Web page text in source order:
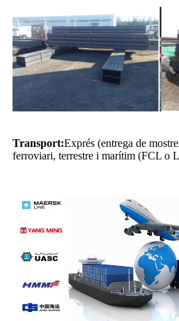
Transport:Exprés (entrega de
ferroviari, terrestre i marítim (FCL o